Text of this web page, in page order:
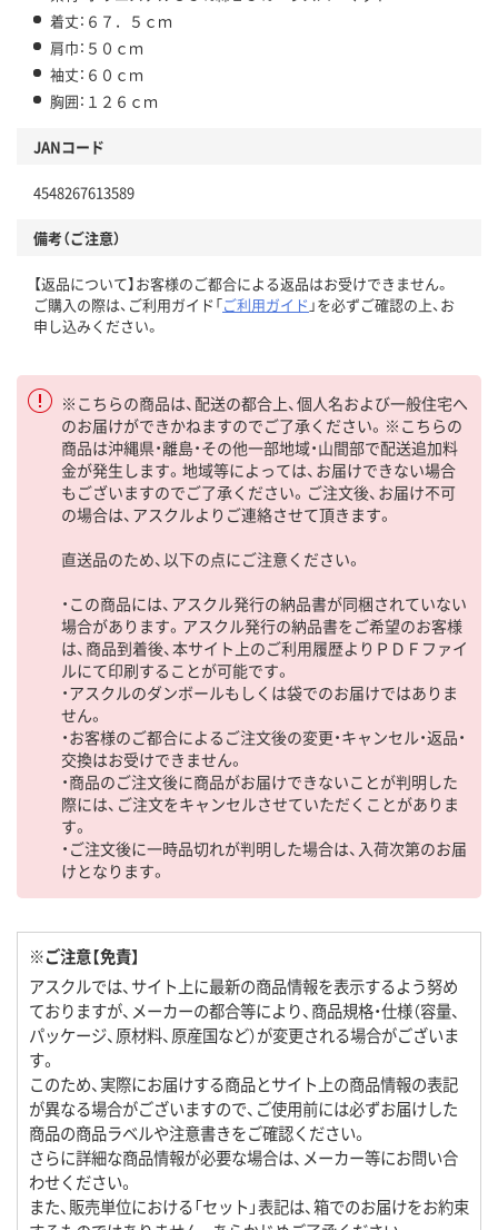
着丈：６７．５ｃｍ
肩巾：５０ｃｍ
袖丈：６０ｃｍ
胸囲：１２６ｃｍ
JANコード
4548267613589
備考（ご注意）
【返品について】お客様のご都合による返品はお受けできません。
ご購入の際は、ご利用ガイド「ご利用ガイド 」を必ずご確認の上、お
申し込みください。
※こちらの商品は、配送の都合上、個人名および一般住宅へ
のお届けができかねますのでご了承ください。※こちらの
商品は沖縄県・離島・その他一部地域・山間部で配送追加料
金が発生します。地域等によっては、お届けできない場合
もございますのでご了承ください。ご注文後、お届け不可
の場合は、アスクルよりご連絡させて頂きます。
直送品のため、以下の点にご注意ください。
・この商品には、アスクル発行の納品書が同梱されていない
場合があります。アスクル発行の納品書をご希望のお客様
は、商品到着後、本サイト上のご利用履歴よりＰＤＦファイ
ルにて印刷することが可能です。
・アスクルのダンボールもしくは袋でのお届けではありま
せん。
・お客様のご都合によるご注文後の変更・キャンセル・返品・
交換はお受けできません。
・商品のご注文後に商品がお届けできないことが判明した
際には、ご注文をキャンセルさせていただくことがありま
す。
・ご注文後に一時品切れが判明した場合は、入荷次第のお届
けとなります。
※ご注意【免責】
アスクルでは、サイト上に最新の商品情報を表示するよう努め
ておりますが、メーカーの都合等により、商品規格・仕様（容量、
パッケージ、原材料、原産国など）が変更される場合がございま
す。
このため、実際にお届けする商品とサイト上の商品情報の表記
が異なる場合がございますので、ご使用前には必ずお届けした
商品の商品ラベルや注意書きをご確認ください。
さらに詳細な商品情報が必要な場合は、メーカー等にお問い合
わせください。
また、販売単位における「セット」表記は、箱でのお届けをお約束